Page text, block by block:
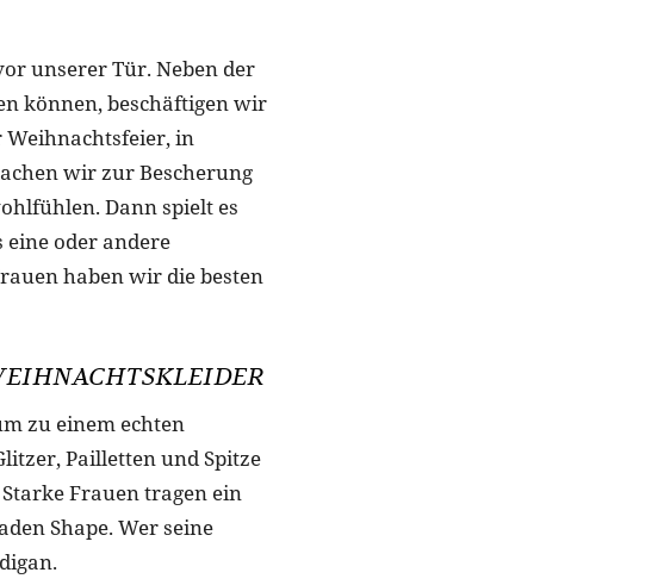
unserer Tür. Neben der
können, beschäftigen wir
Weihnachtsfeier, in
wir zur Bescherung
Dann spielt es
oder andere
haben wir die besten
zu einem echten
Pailletten und Spitze
Frauen tragen ein
Shape. Wer seine